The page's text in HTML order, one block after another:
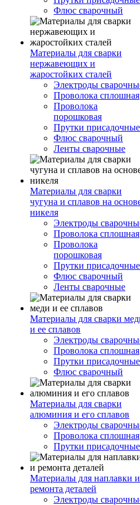
Флюс сварочный
Материалы для сварки
нержавеющих и
жаростойких сталей
Электроды
Проволока сплошная
Проволока
порошковая
Прутки присадочные
Флюс сварочный
Ленты сварочные
Материалы для сварки
чугуна и сплавов на
никеля
Электроды
Проволока сплошная
Проволока
порошковая
Прутки присадочные
Флюс сварочный
Ленты сварочные
Материалы для сварки
и ее сплавов
Электроды
Проволока сплошная
Прутки присадочные
Флюс сварочный
Материалы для сварки
алюминия и его сплавов
Электроды
Проволока сплошная
Прутки присадочные
Материалы для наплавки и
ремонта деталей
Электроды